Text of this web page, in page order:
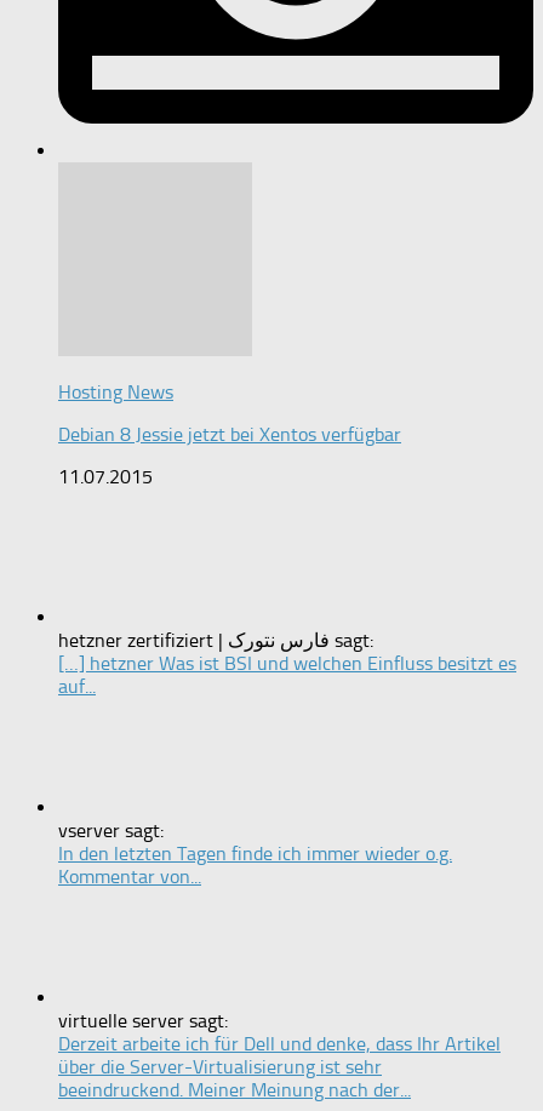
Hosting News
Debian 8 Jessie jetzt bei Xentos verfügbar
11.07.2015
hetzner zertifiziert | فارس نتورک sagt:
[…] hetzner Was ist BSI und welchen Einfluss besitzt es
auf...
vserver sagt:
In den letzten Tagen finde ich immer wieder o.g.
Kommentar von...
virtuelle server sagt:
Derzeit arbeite ich für Dell und denke, dass Ihr Artikel
über die Server-Virtualisierung ist sehr
beeindruckend. Meiner Meinung nach der...